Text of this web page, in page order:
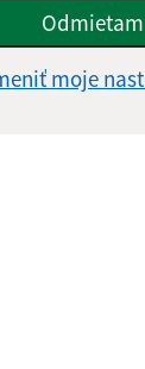
Odmietam
moje